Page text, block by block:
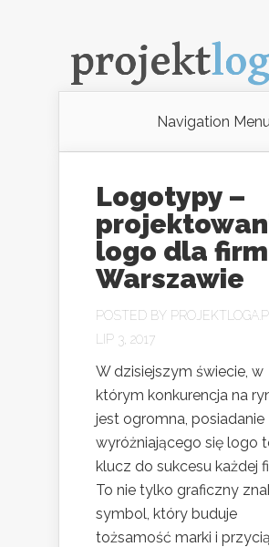
Navigation Menu
Logotypy –
logo dla
Warszawie
POSTED BY
LIP 3, 2017
W dzisiejszym świecie, w
którym konkurencja na
jest ogromna, posiadanie
wyróżniającego się logo
klucz do sukcesu każdej
To nie tylko graficzny
symbol, który buduje
tożsamość marki i